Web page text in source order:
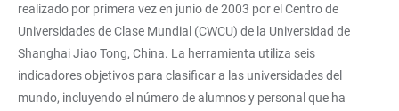
realizado por primera vez en junio de 2003 por el Centro de
Universidades de Clase Mundial (CWCU) de la Universidad de
Shanghai Jiao Tong, China. La herramienta utiliza seis
indicadores objetivos para clasificar a las universidades del
mundo, incluyendo el número de alumnos y personal que ha